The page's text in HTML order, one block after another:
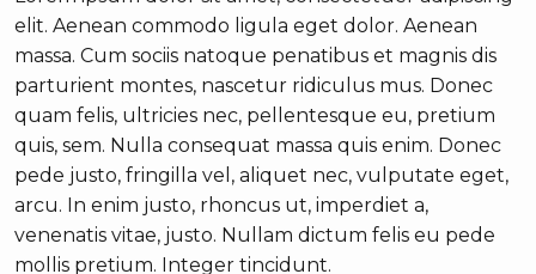
elit. Aenean commodo ligula eget dolor. Aenean
massa. Cum sociis natoque penatibus et magnis dis
parturient montes, nascetur ridiculus mus. Donec
quam felis, ultricies nec, pellentesque eu, pretium
quis, sem. Nulla consequat massa quis enim. Donec
pede justo, fringilla vel, aliquet nec, vulputate eget,
arcu. In enim justo, rhoncus ut, imperdiet a,
venenatis vitae, justo. Nullam dictum felis eu pede
mollis pretium. Integer tincidunt.